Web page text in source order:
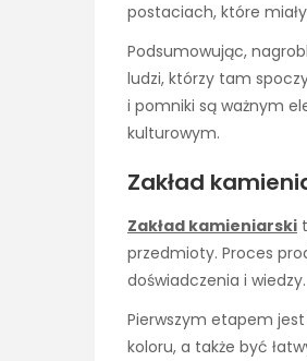
postaciach, które
Podsumowując,
ludzi, którzy tam
i pomniki są ważnym
kulturowym.
Zakład
Zakład kamieniarski
przedmioty. Proces
doświadczenia i wiedzy.
Pierwszym etapem
koloru, a także być